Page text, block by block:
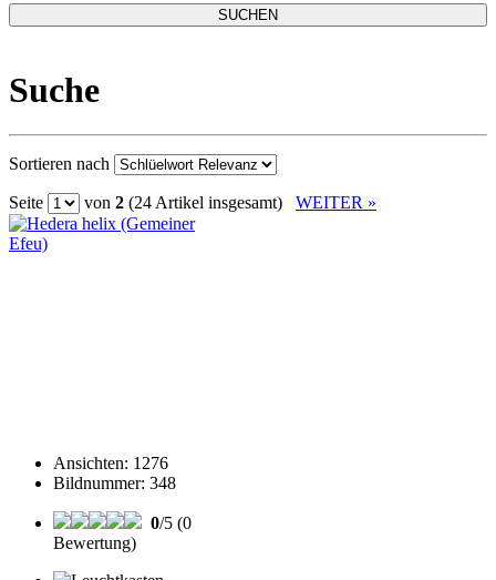
Suche
Sortieren nach
Seite von 2 (24 Artikel insgesamt) WEITER »
Ansichten: 1276
Bildnummer: 348
0/5 (0
Bewertung)